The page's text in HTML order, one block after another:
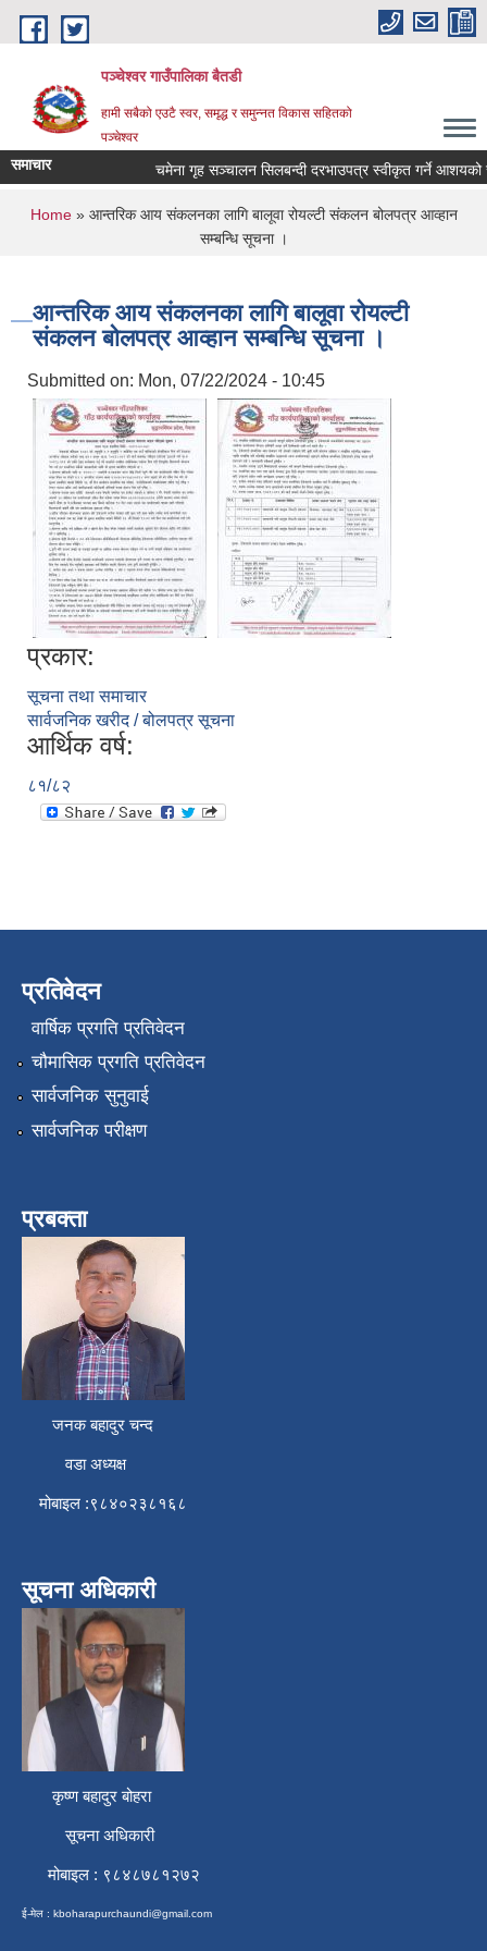
Skip to main content
पञ्चेश्वर गाउँपालिका बैतडी
हामी सबैको एउटै स्वर, समृद्ध र समुन्नत विकास सहितको
पञ्चेश्वर
समाचार चमेना गृह सञ्‍चालन सिलबन्दी दरभाउपत्र स्वीकृत गर्ने आशयको
You are here
Home» आन्तरिक आय संकलनका लागि बालूवा रोयल्टी संकलन बोलपत्र आव्हान
सम्बन्धि सूचना ।
आन्तरिक आय संकलनका लागि बालूवा रोयल्टी
संकलन बोलपत्र आव्हान सम्बन्धि सूचना ।
Submitted on: Mon, 07/22/2024 - 10:45
प्रकार:
सूचना तथा समाचार
सार्वजनिक खरीद / बोलपत्र सूचना
आर्थिक वर्ष:
८१/८२
प्रतिवेदन
वार्षिक प्रगति प्रतिवेदन
चौमासिक प्रगति प्रतिवेदन
सार्वजनिक सुनुवाई
सार्वजनिक परीक्षण
प्रबक्ता
जनक बहादुर चन्द
वडा अध्यक्ष
मोबाइल :९८४०२३८१६८
सूचना अधिकारी
कृष्ण बहादुर बोहरा
सूचना अधिकारी
मोबाइल : ९८४८७८१२७२
ई-मेल : kboharapurchaundi@gmail.com